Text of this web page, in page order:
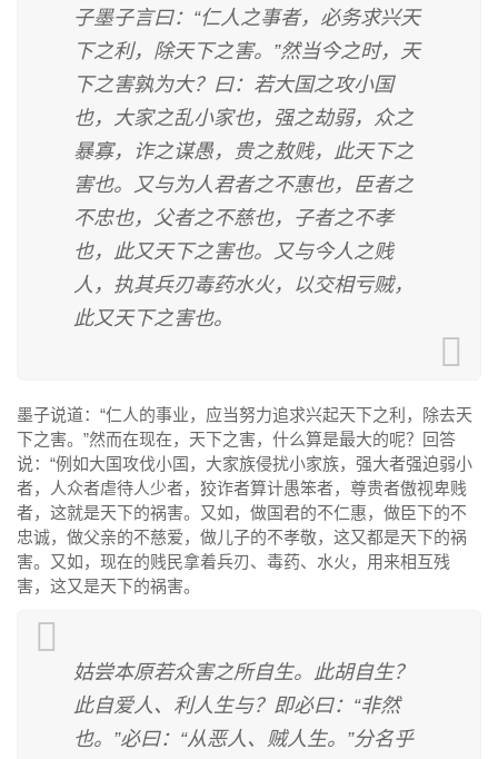
子墨子言曰：“仁人之事者，必务求兴天
下之利，除天下之害。”然当今之时，天
下之害孰为大？曰：若大国之攻小国
也，大家之乱小家也，强之劫弱，众之
暴寡，诈之谋愚，贵之敖贱，此天下之
害也。又与为人君者之不惠也，臣者之
不忠也，父者之不慈也，子者之不孝
也，此又天下之害也。又与今人之贱
人，执其兵刃毒药水火，以交相亏贼，
此又天下之害也。
墨子说道：“仁人的事业，应当努力追求兴起天下之利，除去天
下之害。”然而在现在，天下之害，什么算是最大的呢？回答
说：“例如大国攻伐小国，大家族侵扰小家族，强大者强迫弱小
者，人众者虐待人少者，狡诈者算计愚笨者，尊贵者傲视卑贱
者，这就是天下的祸害。又如，做国君的不仁惠，做臣下的不
忠诚，做父亲的不慈爱，做儿子的不孝敬，这又都是天下的祸
害。又如，现在的贱民拿着兵刃、毒药、水火，用来相互残
害，这又是天下的祸害。
姑尝本原若众害之所自生。此胡自生？
此自爱人、利人生与？即必曰：“非然
也。”必曰：“从恶人、贼人生。”分名乎